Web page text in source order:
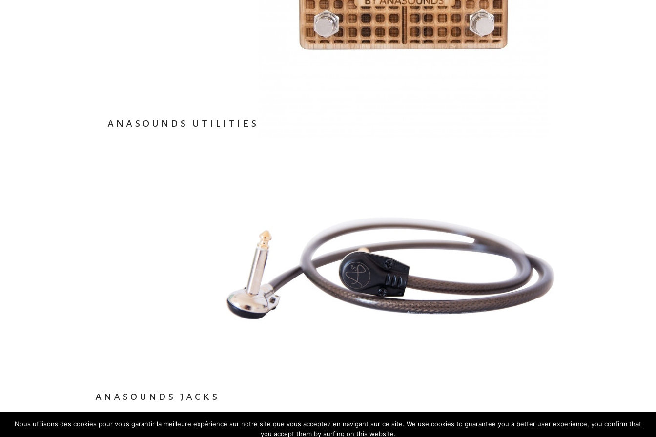
anasounds utilities
anasounds jacks
Nous utilisons des cookies pour vous garantir la meilleure expérience sur notre site que vous acceptez en navigant sur ce site. We use cookies to guarantee you a better user experience, you confirm that
you accept them by surfing on this website.